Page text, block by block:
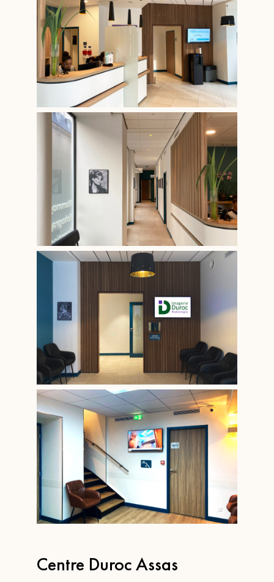
Centre Duroc Assas